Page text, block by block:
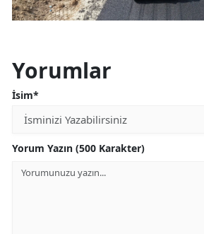
Yorumlar
İsim*
Yorum Yazın (500 Karakter)